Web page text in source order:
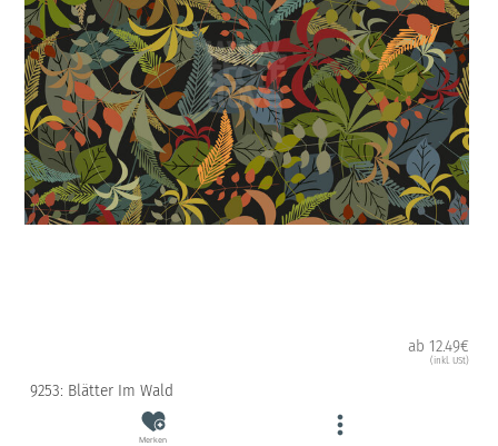
ab 12.49€
(inkl. USt)
9253: Blätter Im Wald
Merken